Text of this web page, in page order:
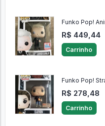
Funko Pop!
R$ 449,44
Carrinho
Funko Pop!
R$ 278,48
Carrinho